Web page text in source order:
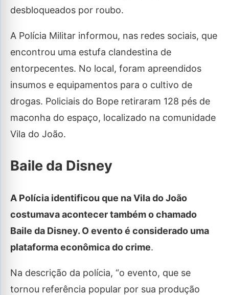
desbloqueados por roubo.
A Polícia Militar informou, nas redes sociais, que
encontrou uma estufa clandestina de
entorpecentes. No local, foram apreendidos
insumos e equipamentos para o cultivo de
drogas. Policiais do Bope retiraram 128 pés de
maconha do espaço, localizado na comunidade
Vila do João.
Baile da Disney
A Polícia identificou que na Vila do João
costumava acontecer também o chamado
Baile da Disney. O evento é considerado uma
plataforma econômica do crime.
Na descrição da polícia, “o evento, que se
tornou referência popular por sua produção